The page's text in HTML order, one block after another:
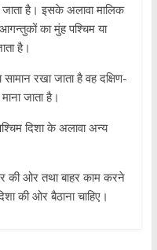
जाता है। इसके अलावा मालिक
का मुंह पश्चिम या
है।
रखा जाता है वह दक्षिण-
जाता है।
दिशा के अलावा अन्य
की ओर तथा बाहर काम करने
की ओर बैठाना चाहिए।